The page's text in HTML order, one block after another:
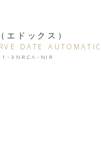
エドックス）
DATE AUTOMATIC
3NRCA-NIR